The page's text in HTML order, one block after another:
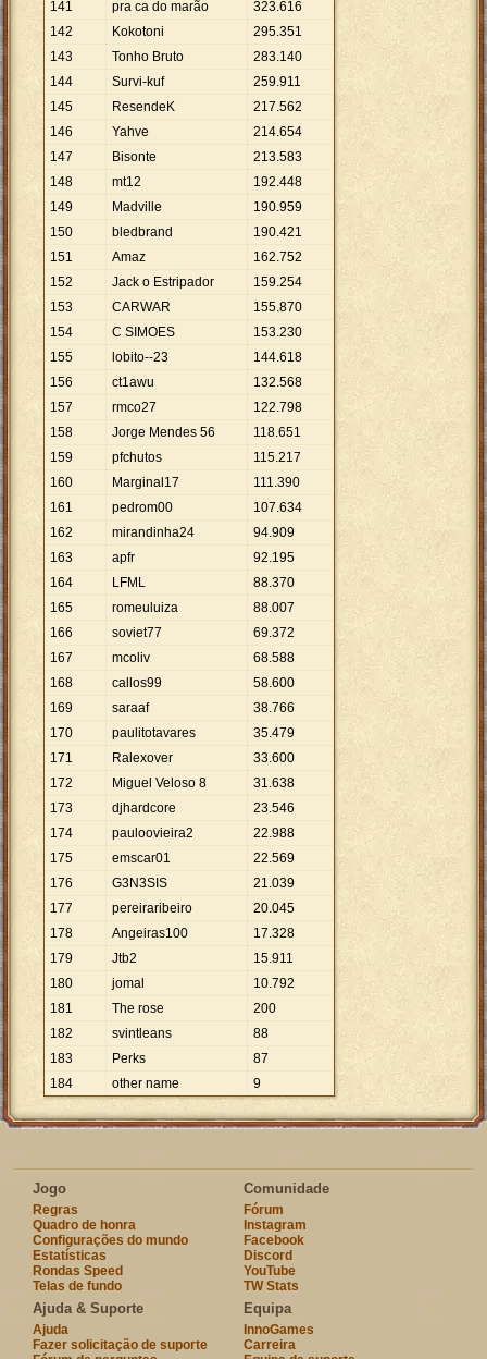
141
pra ca do marão 323.616
142
Kokotoni 295.351
143
Tonho Bruto 283.140
144
Survi-kuf 259.911
145
ResendeK 217.562
146
Yahve 214.654
147
Bisonte 213.583
148
mt12 192.448
149
Madville 190.959
150
bledbrand 190.421
151
Amaz 162.752
152
Jack o Estripador 159.254
153
CARWAR 155.870
154
C SIMOES 153.230
155
lobito--23 144.618
156
ct1awu 132.568
157
rmco27 122.798
158
Jorge Mendes 56 118.651
159
pfchutos 115.217
160
Marginal17 111.390
161
pedrom00 107.634
162
mirandinha24 94.909
163
apfr 92.195
164
LFML 88.370
165
romeuluiza 88.007
166
soviet77 69.372
167
mcoliv 68.588
168
callos99 58.600
169
saraaf 38.766
170
paulitotavares 35.479
171
Ralexover 33.600
172
Miguel Veloso 8 31.638
173
djhardcore 23.546
174
pauloovieira2 22.988
175
emscar01 22.569
176
G3N3SIS 21.039
177
pereiraribeiro 20.045
178
Angeiras100 17.328
179
Jtb2 15.911
180
jomal 10.792
181
The rose
200
182
svintleans
88
183
Perks
87
184
other name 9
Jogo
Regras
Quadro de honra
Configurações do mundo
Estatísticas
Rondas Speed
Telas de fundo
Comunidade
Fórum
Instagram
Facebook
Discord
YouTube
TW Stats
Ajuda & Suporte
Ajuda
Fazer solicitação de suporte
Equipa
InnoGames
Carreira